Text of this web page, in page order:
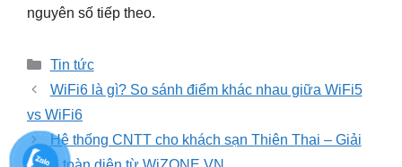
nguyên số tiếp theo.
Danh
mục
Tin tức
WiFi6 là gì? So sánh điểm khác nhau giữa WiFi5
vs WiFi6
Hệ thống CNTT cho khách sạn Thiên Thai – Giải